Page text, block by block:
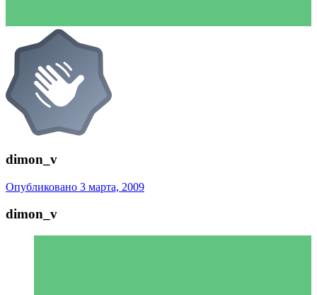
dimon_v
Опубликовано 3 марта, 2009
dimon_v